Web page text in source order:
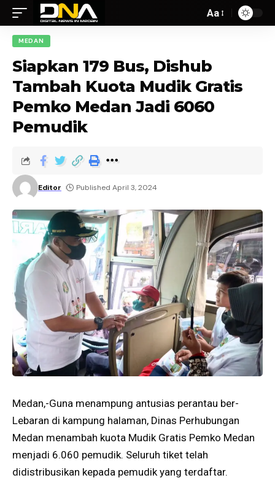
Aa
MEDAN
Siapkan 179 Bus, Dishub
Tambah Kuota Mudik Gratis
Pemko Medan Jadi 6060
Pemudik
Editor Published April 3, 2024
Medan,-Guna menampung antusias perantau ber-
Lebaran di kampung halaman, Dinas Perhubungan
Medan menambah kuota Mudik Gratis Pemko Medan
menjadi 6.060 pemudik. Seluruh tiket telah
didistribusikan kepada pemudik yang terdaftar.